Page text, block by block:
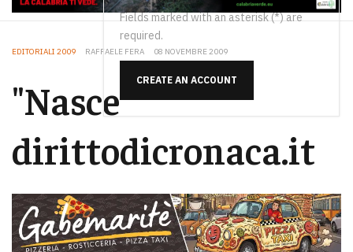
Fields marked with an asterisk (*) are
required.
CREATE AN ACCOUNT
EDITORIALI 2009 RAFFAELE FERA 08 NOVEMBRE 2009
"Nasce"
dirittodicronaca.it